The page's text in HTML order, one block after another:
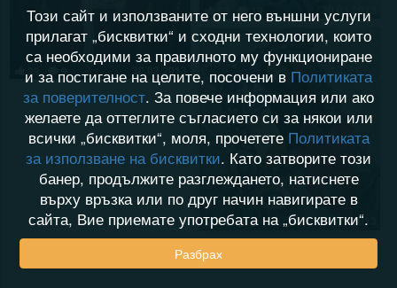
39 9 30.03.2013
58 19 30.03.2013
44 8 11.01.2013
Този сайт и използваните от него външни услуги
прилагат „бисквитки“ и сходни технологии, които
са необходими за правилното му функциониране
и за постигане на целите, посочени в Политиката
за поверителност. За повече информация или ако
желаете да оттеглите съгласието си за някои или
всички „бисквитки“, моля, прочетете Политиката
за използване на бисквитки. Като затворите този
банер, продължите разглеждането, натиснете
върху връзка или по друг начин навигирате в
сайта, Вие приемате употребата на „бисквитки“.
Разбрах